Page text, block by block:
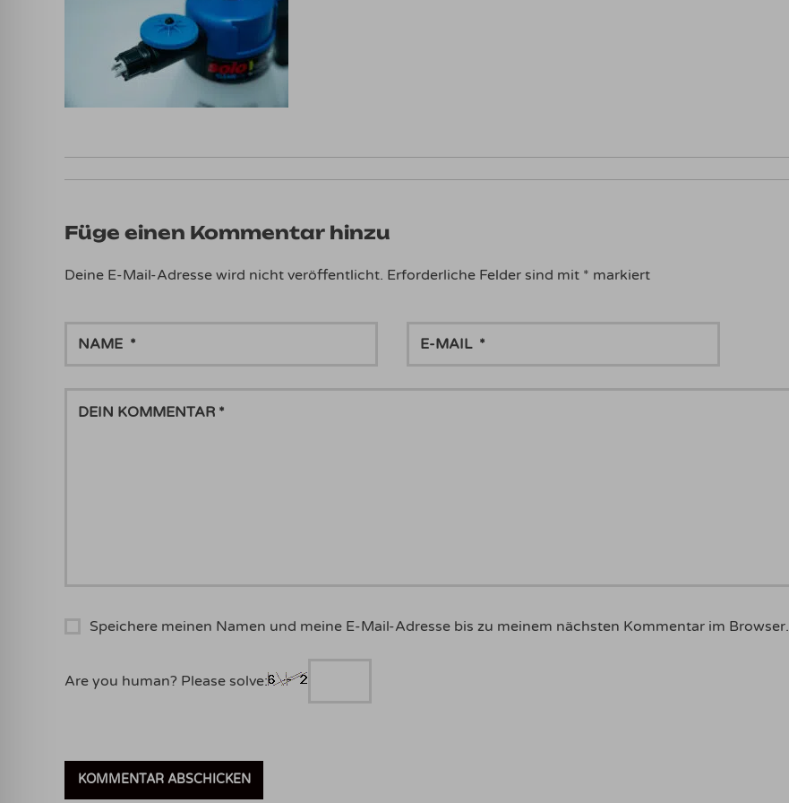
Füge einen Kommentar hinzu
Deine E-Mail-Adresse wird nicht veröffentlicht. Erforderliche Felder sind mit * markiert
MAIL
KOMMENTAR
Speichere meinen Namen und meine E-Mail-Adresse bis zu meinem nächsten Kommentar im Browser.
Are you human? Please solve: